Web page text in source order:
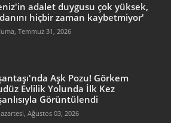
adalet duygusu çok yüksek,
hiçbir zaman kaybetmiyor'
Temmuz 31, 2026
Aşk Pozu! Görkem
Evlilik Yolunda İlk Kez
Görüntülendi
Ağustos 03, 2026